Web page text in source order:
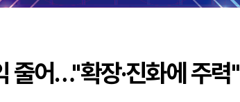
줄어…"확장·진화에 주력"